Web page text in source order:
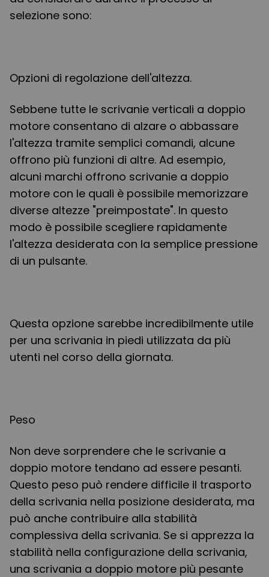
selezione sono:
Opzioni di regolazione dell'altezza.
Sebbene tutte le scrivanie verticali a doppio
motore consentano di alzare o abbassare
l'altezza tramite semplici comandi, alcune
offrono più funzioni di altre. Ad esempio,
alcuni marchi offrono scrivanie a doppio
motore con le quali è possibile memorizzare
diverse altezze "preimpostate". In questo
modo è possibile scegliere rapidamente
l'altezza desiderata con la semplice pressione
di un pulsante.
Questa opzione sarebbe incredibilmente utile
per una scrivania in piedi utilizzata da più
utenti nel corso della giornata.
Peso
Non deve sorprendere che le scrivanie a
doppio motore tendano ad essere pesanti.
Questo peso può rendere difficile il trasporto
della scrivania nella posizione desiderata, ma
può anche contribuire alla stabilità
complessiva della scrivania. Se si apprezza la
stabilità nella configurazione della scrivania,
una scrivania a doppio motore più pesante